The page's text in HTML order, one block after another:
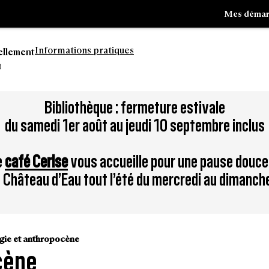
à
la
Mes
Informations pratiques
Bibliothèque : fermeture estivale
du samedi 1er août au jeudi 10 septembre inclus
café Cerisevous accueille pour une pause
d’Eau tout l’été du mercredi au
et anthropocène